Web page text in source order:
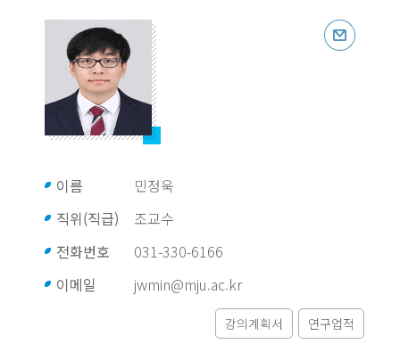
이름
민정욱
직위(직급)
조교수
전화번호
031-330-6166
이메일
jwmin@mju.ac.kr
강의계획서 연구업적